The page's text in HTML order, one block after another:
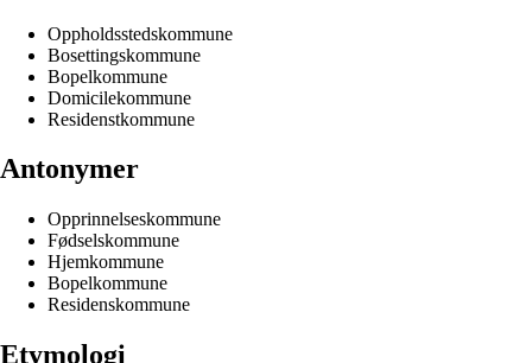
Oppholdsstedskommune
Bosettingskommune
Bopelkommune
Domicilekommune
Residenstkommune
Antonymer
Opprinnelseskommune
Fødselskommune
Hjemkommune
Bopelkommune
Residenskommune
Etymologi